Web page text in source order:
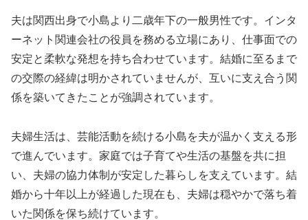
夫は関西出身で小島より二歳年下の一般男性です。インタ
ーネット関連会社の役員を務める立場にあり、仕事面での
安定と柔軟な発想を持ち合わせています。結婚に至るまで
の交際の経緯は明かされていませんが、互いに支え合う関
係を築いてきたことが強調されています。
夫婦生活は、芸能活動を続ける小島を夫が温かく支える形
で進んでいます。家庭では子育てや生活の基盤を共に担
い、夫婦の協力体制が安定した暮らしを支えています。結
婚から十年以上が経過した現在も、夫婦は穏やかで落ち着
いた関係を保ち続けています。